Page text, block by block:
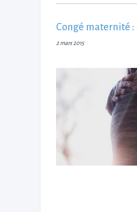
Congé maternité
2 mars 2015